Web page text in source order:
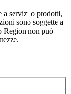
a servizi o prodotti,
sono soggette a
Region non può